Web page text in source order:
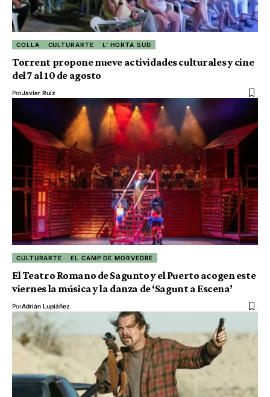
COLLA CULTURARTE L' HORTA SUD
Torrent propone nueve actividades culturales y cine
del 7 al 10 de agosto
PorJavier Ruiz
CULTURARTE EL CAMP DE MORVEDRE
El Teatro Romano de Sagunto y el Puerto acogen este
viernes la música y la danza de ‘Sagunt a Escena’
PorAdrián Lupiáñez